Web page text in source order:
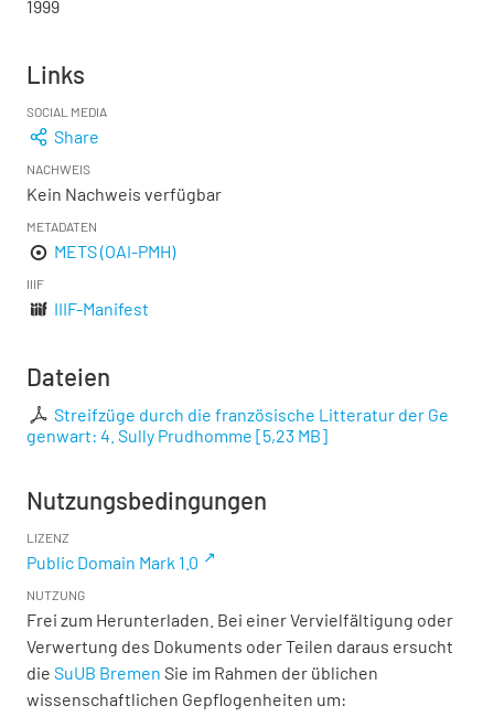
1999
Links
SOCIAL MEDIA
Share
NACHWEIS
Kein Nachweis verfügbar
METADATEN
METS (OAI-PMH)
IIIF
IIIF-Manifest
Dateien
Streifzüge durch die französische Litteratur der Ge
genwart: 4. Sully Prudhomme [5,23 MB]
Nutzungsbedingungen
LIZENZ
Public Domain Mark 1.0
NUTZUNG
Frei zum Herunterladen. Bei einer Vervielfältigung oder
Verwertung des Dokuments oder Teilen daraus ersucht
die SuUB Bremen Sie im Rahmen der üblichen
wissenschaftlichen Gepflogenheiten um: